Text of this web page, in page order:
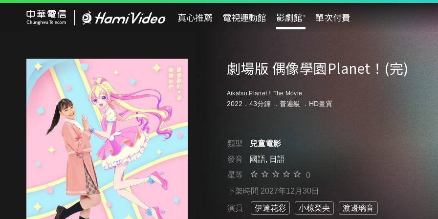
真心推薦 電視運動館 影劇館⁺ 單次付費
劇場版 偶像學園Planet！(完)
Aikatsu Planet！The Movie
2022．43分鐘 ． 普遍級 ．HD畫質
類型
兒童電影
發音
國語, 日語
星等
0
下架時間 2027年12月30日
演員 伊達花彩 小椋梨央 渡邊璃音